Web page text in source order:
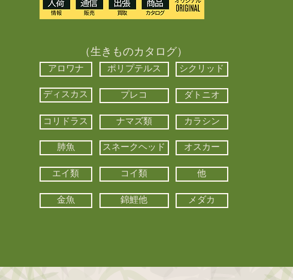
（生きものカタログ）
アロワナ ポリプテルス シクリッド
ディスカス プレコ ダトニオ
コリドラス ナマズ類 カラシン
肺魚 スネークヘッド オスカー
エイ類 コイ類 他
金魚 錦鯉他 メダカ